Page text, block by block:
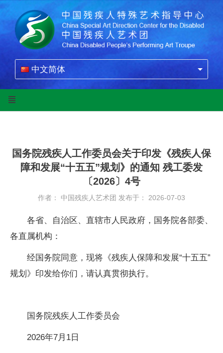
中文简体
国务院残疾人工作委员会关于印发《残疾人保
障和发展“十五五”规划》的通知 残工委发
〔2026〕4号
作者： 中国残疾人艺术团 发布于： 2026-07-03
各省、自治区、直辖市人民政府，国务院各部委、
各直属机构：
经国务院同意，现将《残疾人保障和发展“十五五”
规划》印发给你们，请认真贯彻执行。
国务院残疾人工作委员会
2026年7月1日